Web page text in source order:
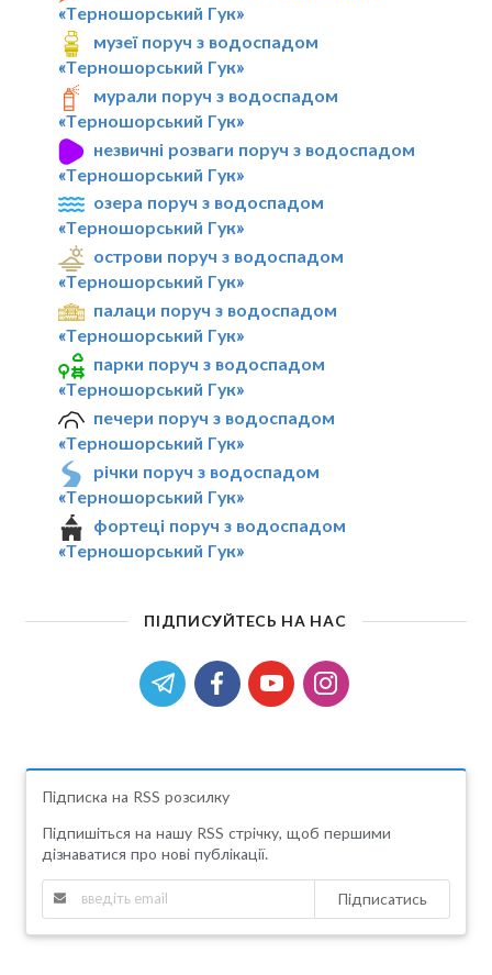
«Терношорський Гук»
музеї поруч з водоспадом
«Терношорський Гук»
мурали поруч з водоспадом
«Терношорський Гук»
незвичні розваги поруч з водоспадом
«Терношорський Гук»
озера поруч з водоспадом
«Терношорський Гук»
острови поруч з водоспадом
«Терношорський Гук»
палаци поруч з водоспадом
«Терношорський Гук»
парки поруч з водоспадом
«Терношорський Гук»
печери поруч з водоспадом
«Терношорський Гук»
річки поруч з водоспадом
«Терношорський Гук»
фортеці поруч з водоспадом
«Терношорський Гук»
ПІДПИСУЙТЕСЬ НА НАС
Підписка на RSS розсилку
Підпишіться на нашу RSS стрічку, щоб першими
дізнаватися про нові публікації.
Підписатись